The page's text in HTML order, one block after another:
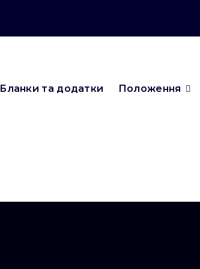
Бланки та додатки Положення